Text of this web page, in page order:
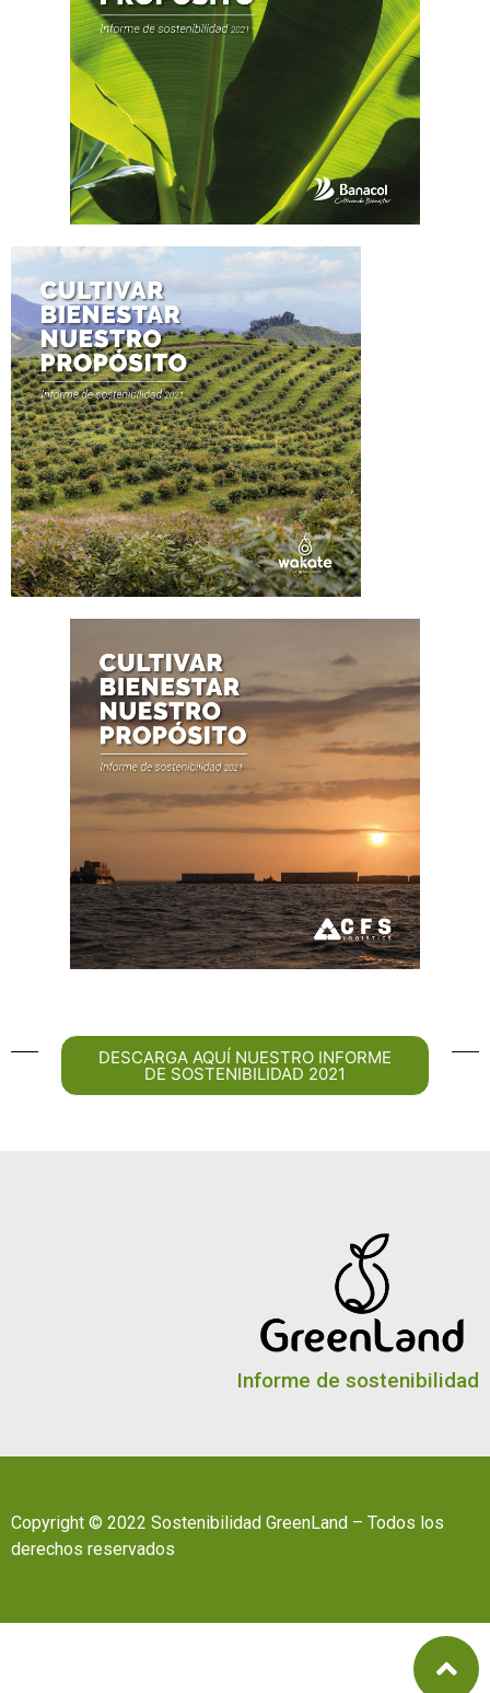
CONOCE EL INFORME
CONOCE EL INFORME
CONOCE EL INFORME
DESCARGA AQUÍ NUESTRO INFORME
DE SOSTENIBILIDAD 2021
Informe de sostenibilidad
Copyright © 2022 Sostenibilidad GreenLand – Todos los
derechos reservados